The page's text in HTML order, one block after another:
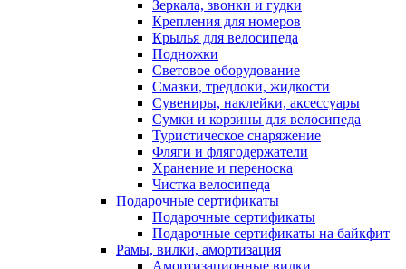
Зеркала, звонки и гудки
Крепления для номеров
Крылья для велосипеда
Подножки
Световое оборудование
Смазки, тредлоки, жидкости
Сувениры, наклейки, аксессуары
Сумки и корзины для велосипеда
Туристическое снаряжение
Фляги и флягодержатели
Хранение и переноска
Чистка велосипеда
Подарочные сертификаты
Подарочные сертификаты
Подарочные сертификаты на байкфит
Рамы, вилки, амортизация
Амортизационные вилки